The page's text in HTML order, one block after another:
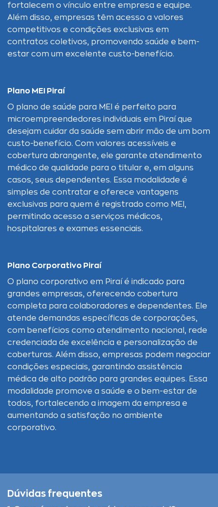
fortalecem o vínculo entre empresa e equipe.
Além disso, empresas têm acesso a valores
competitivos e condições exclusivas em
contratos coletivos, promovendo saúde e bem-
estar com um excelente custo-benefício.
Plano MEI Piraí
O plano de saúde para MEI é perfeito para
microempreendedores individuais em Piraí que
desejam cuidar da saúde sem abrir mão de um bom
custo-benefício. Com valores acessíveis e
cobertura abrangente, ele garante atendimento
médico de qualidade para o titular e, em alguns
casos, seus dependentes. Essa modalidade é
simples de contratar e oferece vantagens
exclusivas para quem é registrado como MEI,
permitindo acesso a serviços médicos,
hospitalares e exames essenciais.
Plano Corporativo Piraí
O plano corporativo em Piraí é indicado para
grandes empresas, oferecendo cobertura
completa para colaboradores e dependentes. Ele
atende demandas específicas de corporações,
com benefícios como atendimento nacional, rede
credenciada de excelência e personalização de
coberturas. Além disso, empresas podem negociar
condições especiais, garantindo assistência
médica de alto padrão para grandes equipes. Essa
modalidade promove a saúde e o bem-estar de
todos, fortalecendo a imagem da empresa e
aumentando a satisfação no ambiente
corporativo.
Dúvidas frequentes